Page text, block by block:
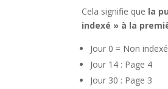
Cela signifie que la
indexé » à la
Jour 0 = Non
Jour 14 : Page 4
Jour 30 : Page 3